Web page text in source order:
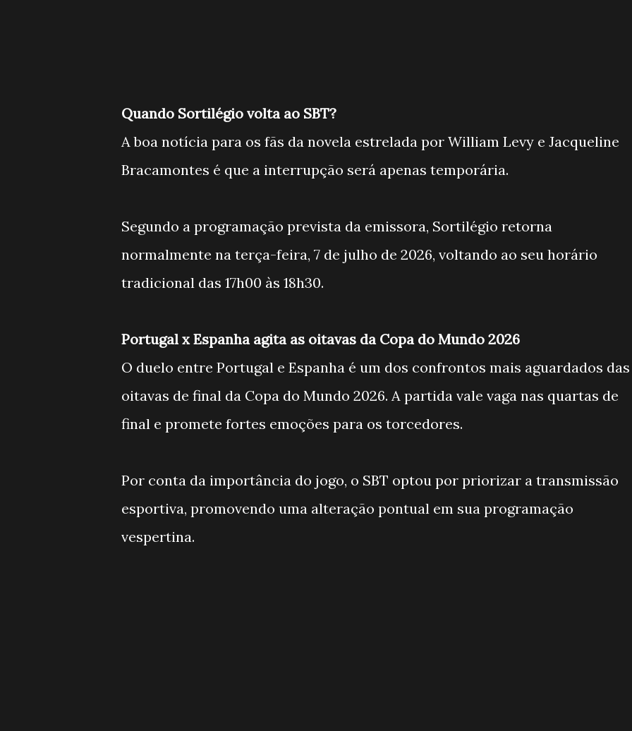
Quando Sortilégio volta ao SBT?
A boa notícia para os fãs da novela estrelada por William Levy e Jacqueline
Bracamontes é que a interrupção será apenas temporária.
Segundo a programação prevista da emissora, Sortilégio retorna
normalmente na terça-feira, 7 de julho de 2026, voltando ao seu horário
tradicional das 17h00 às 18h30.
Portugal x Espanha agita as oitavas da Copa do Mundo 2026
O duelo entre Portugal e Espanha é um dos confrontos mais aguardados das
oitavas de final da Copa do Mundo 2026. A partida vale vaga nas quartas de
final e promete fortes emoções para os torcedores.
Por conta da importância do jogo, o SBT optou por priorizar a transmissão
esportiva, promovendo uma alteração pontual em sua programação
vespertina.